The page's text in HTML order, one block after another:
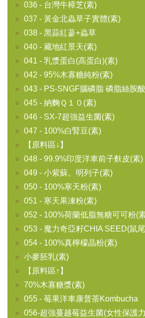
036 - 台灣牛樟芝(素)
037 - 黃金北蟲草子實體(素)
038 - 黑蒜紅蔘+蟲草
040 - 藏地紅景天(素)
041 - 乳漿蛋白(高蛋白)(素)
042 - 95%木寡糖純粉(素)
043 - PS-SNGF腦磷脂 磷脂絲胺酸
045 - 納麴Ｑ１０(素)
046 - SX-7超強益生菌(素)
047 - 100%白腎豆(素)
【原料區↓】
048 - 99.9%印度洋車前子麩皮(素)
049 - 小紫蘇。明列子(素)
050 - 100%寒天粉(素)
051 - 寒天果凍粉(素)
052 - 100%荷蘭低脂無糖可可粉(
053 - 魔力奇亞籽CHIA SEED(鼠
054 - 100%真檸檬晶粉(素)
小麥胚乳(素)
【原料區↑】
70%木寡糖漿(素)
055 - 莓果洋車康普茶Kombucha
056-超強蔓越莓益生菌(女性保護